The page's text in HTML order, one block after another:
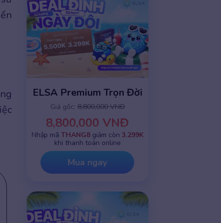
ELSA Premium Trọn Đời
Giá gốc: 8,800,000 VNĐ
8,800,000 VNĐ
Nhập mã THANG8giảm còn 3.299K
khi thanh toán online
Mua ngay